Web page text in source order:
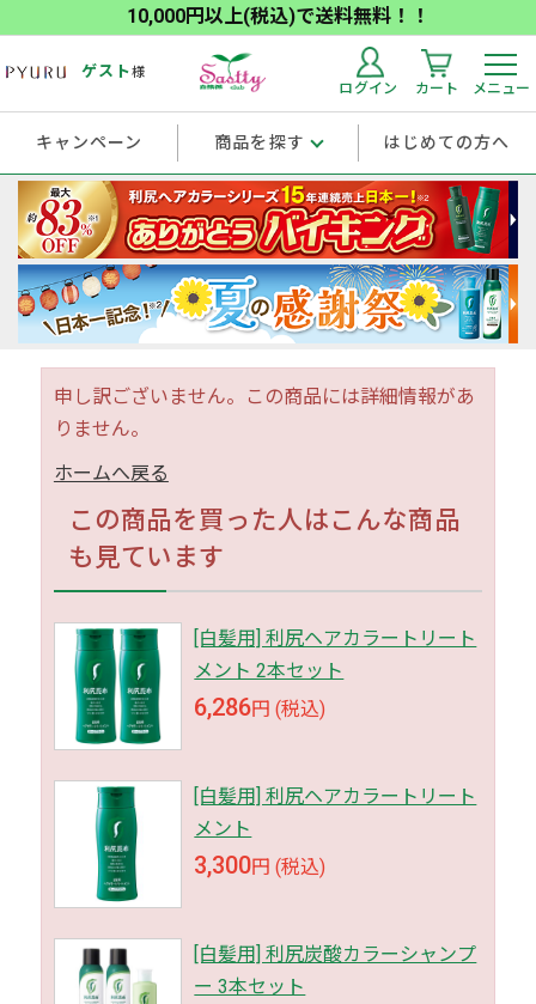
10,000円以上(税込)で送料無料！！
ゲスト様
ログイン カート メニュー
キャンペーン 商品を探す はじめての方へ
申し訳ございません。この商品には詳細情報があ
りません。
ホームへ戻る
この商品を買った人はこんな商品
も見ています
[白髪用] 利尻ヘアカラートリート
メント 2本セット
6,286円 (税込)
[白髪用] 利尻ヘアカラートリート
メント
3,300円 (税込)
[白髪用] 利尻炭酸カラーシャンプ
ー 3本セット